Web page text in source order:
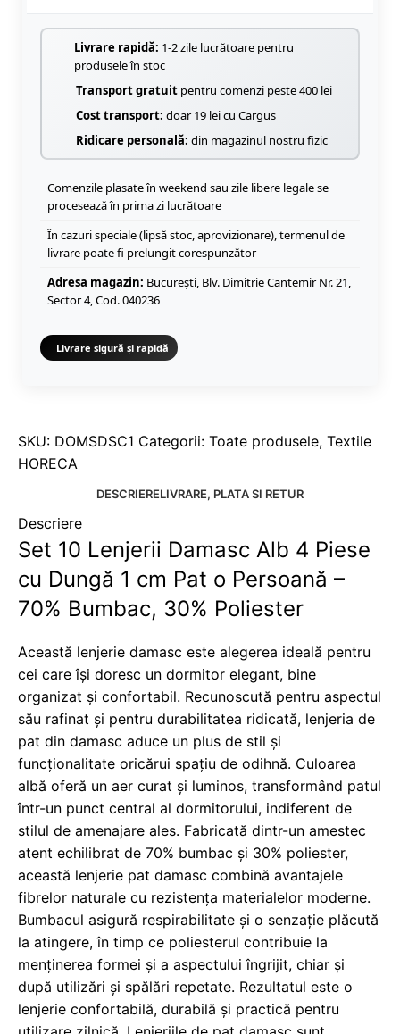
Livrare rapidă: 1-2 zile lucrătoare pentru
produsele în stoc
Transport gratuit pentru comenzi peste 400 lei
Cost transport: doar 19 lei cu Cargus
Ridicare personală: din magazinul nostru fizic
Comenzile plasate în weekend sau zile libere legale se
procesează în prima zi lucrătoare
În cazuri speciale (lipsă stoc, aprovizionare), termenul de
livrare poate fi prelungit corespunzător
Adresa magazin: București, Blv. Dimitrie Cantemir Nr. 21,
Sector 4, Cod. 040236
Livrare sigură și rapidă
SKU: DOMSDSC1 Categorii: Toate produsele, Textile
HORECA
DESCRIERELIVRARE, PLATA SI RETUR
Descriere
Set 10 Lenjerii Damasc Alb 4 Piese
cu Dungă 1 cm Pat o Persoană –
70% Bumbac, 30% Poliester
Această lenjerie damasc este alegerea ideală pentru
cei care își doresc un dormitor elegant, bine
organizat și confortabil. Recunoscută pentru aspectul
său rafinat și pentru durabilitatea ridicată, lenjeria de
pat din damasc aduce un plus de stil și
funcționalitate oricărui spațiu de odihnă. Culoarea
albă oferă un aer curat și luminos, transformând patul
într-un punct central al dormitorului, indiferent de
stilul de amenajare ales. Fabricată dintr-un amestec
atent echilibrat de 70% bumbac și 30% poliester,
această lenjerie pat damasc combină avantajele
fibrelor naturale cu rezistența materialelor moderne.
Bumbacul asigură respirabilitate și o senzație plăcută
la atingere, în timp ce poliesterul contribuie la
menținerea formei și a aspectului îngrijit, chiar și
după utilizări și spălări repetate. Rezultatul este o
lenjerie confortabilă, durabilă și practică pentru